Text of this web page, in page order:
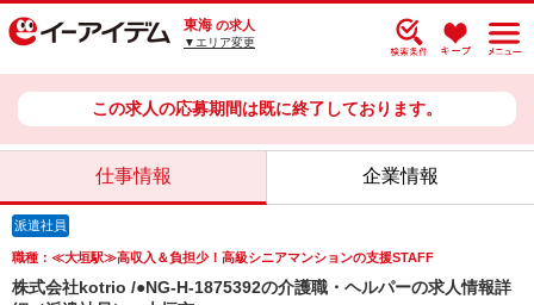
東海 の求人
▼エリア変更
この求人の応募期間は既に終了しております。
仕事情報 企業情報
派遣社員
職種：≪大垣駅≫高収入＆負担少！高級シニアマンションの支援STAFF
株式会社kotrio /●NG-H-1875392の介護職・ヘルパーの求人情報詳